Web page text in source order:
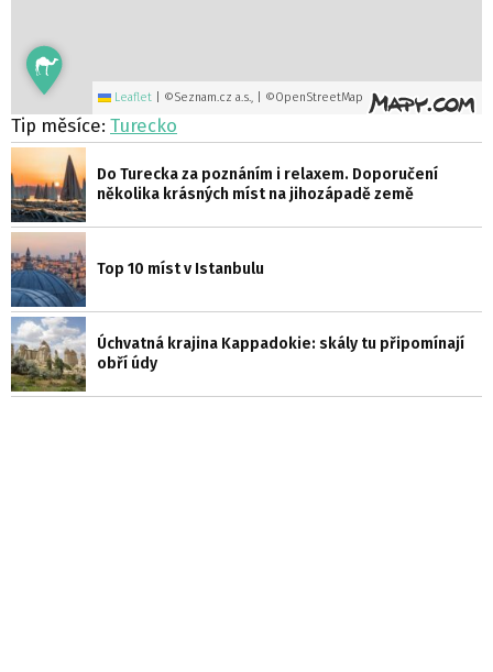
Leaflet ©Seznam.cz a.s., | ©OpenStreetMap
Tip měsíce: Turecko
Do Turecka za poznáním i relaxem. Doporučení
několika krásných míst na jihozápadě země
Top 10 míst v Istanbulu
Úchvatná krajina Kappadokie: skály tu připomínají
obří údy